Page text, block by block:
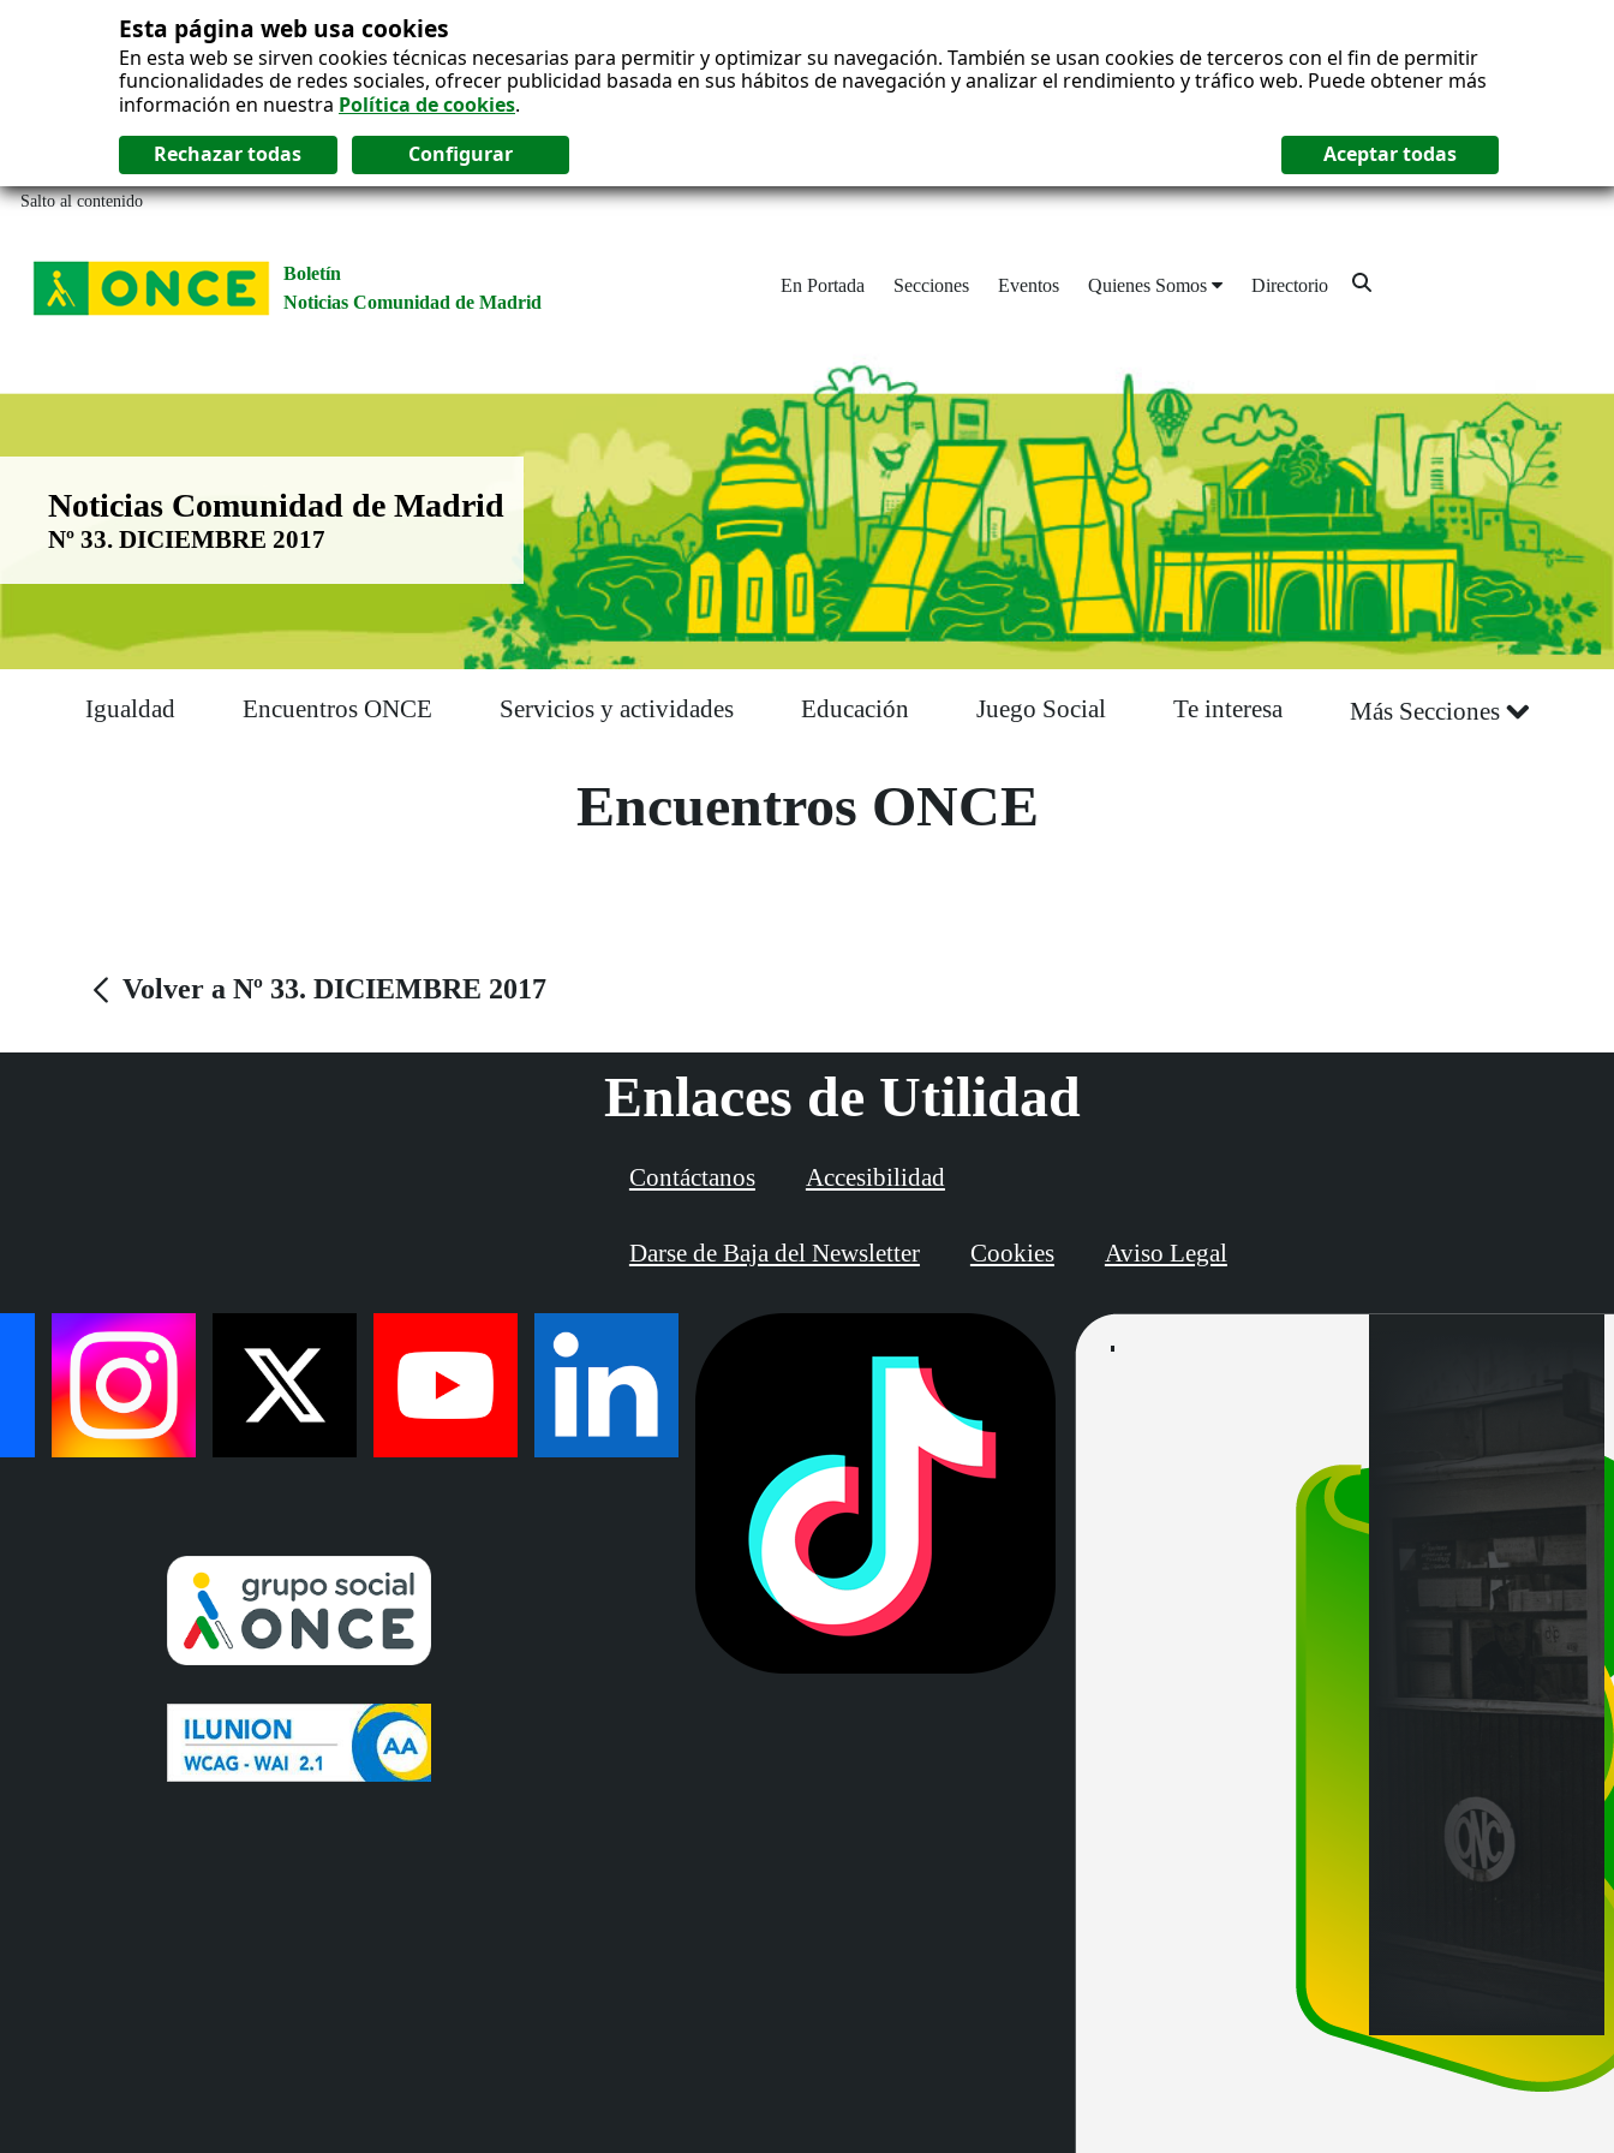
Esta página web usa cookies
En esta web se sirven cookies técnicas necesarias para permitir y optimizar su navegación. También se usan cookies de terceros con el fin de permitir
funcionalidades de redes sociales, ofrecer publicidad basada en sus hábitos de navegación y analizar el rendimiento y tráfico web. Puede obtener más
información en nuestra Política de cookies.
Salto al contenido
Boletín
Noticias Comunidad de Madrid
En Portada Secciones Eventos Quienes Somos Directorio
Boletín Noticias Comunidad de Madrid
Noticias Comunidad de Madrid
Nº 33. DICIEMBRE 2017
Igualdad Encuentros ONCE Servicios y actividades Educación Juego Social Te interesa Más Secciones
Encuentros ONCE
Volver a Nº 33. DICIEMBRE 2017
Enlaces de Utilidad
Contáctanos Accesibilidad
Darse de Baja del Newsletter Cookies Aviso Legal